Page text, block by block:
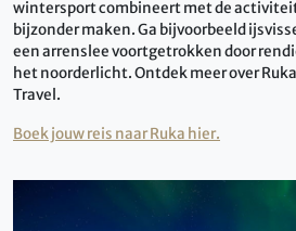
wintersport combineert met de
bijzonder maken. Ga bijvoorbeeld
een arrenslee voortgetrokken door
het noorderlicht. Ontdek meer over
Travel.
Boek jouw reis naar Ruka hier.